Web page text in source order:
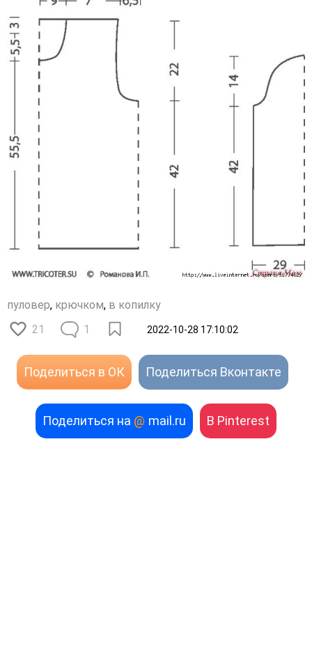
пуловер, крючком, в копилку
21
1 2022-10-28 17:10:02
Поделиться в ОК Поделиться Вконтакте
Поделиться на @ mail.ru В Pinterest